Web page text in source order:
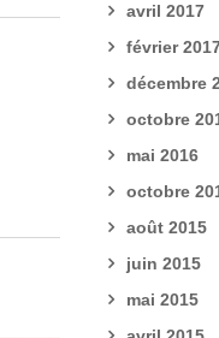
avril 2017
février
décembre
octobre
mai 2016
octobre
août 2015
juin 2015
mai 2015